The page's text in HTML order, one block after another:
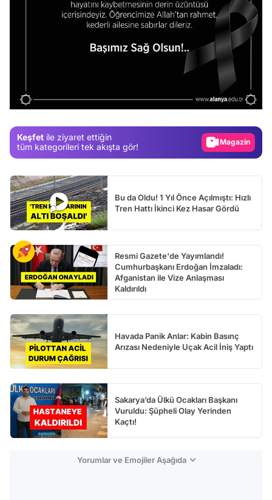
Keşfet ile ziyaret ettiğin
tüm kategorileri tek akışta gör!
Test
Gündem
Magazin
Video
Bu da Oldu! 1 Yıl Önce Açılmıştı: Hızlı
Tren Hattı İkinci Kez Hasar Gördü
Resmi Gazete'de Yayımlandı!
Cumhurbaşkanı Erdoğan İmzaladı:
Afganistan ile Vize Anlaşması
Kaldırıldı
Havada Panik Anlar: Kabin Basınç
Arızası Nedeniyle Uçak Acil İniş Yaptı
Sakarya’da Ülkü Ocakları Başkanı
Vuruldu: Şüpheli Olay Yerinden
Kaçtı!
Yorumlar ve Emojiler Aşağıda